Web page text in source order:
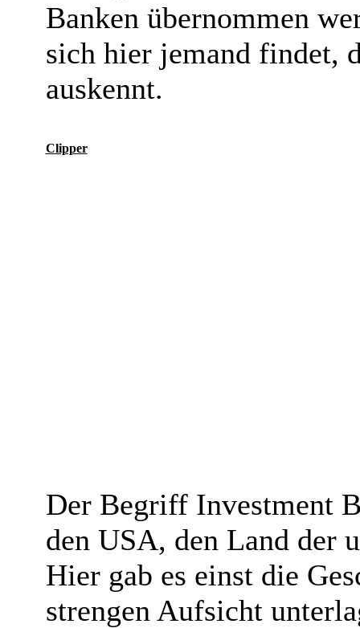
Banken übernommen
sich hier jemand findet,
auskennt.
Clipper
Der Begriff Investment
den USA, den Land der
Hier gab es einst die
strengen Aufsicht